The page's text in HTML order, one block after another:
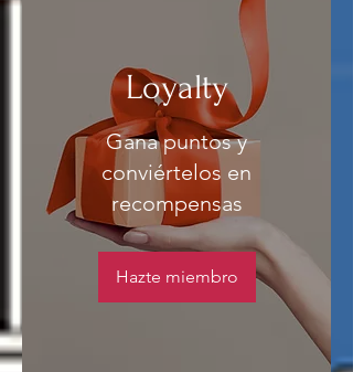
Loyalty
Gana puntos y
conviértelos en
recompensas
Hazte miembro